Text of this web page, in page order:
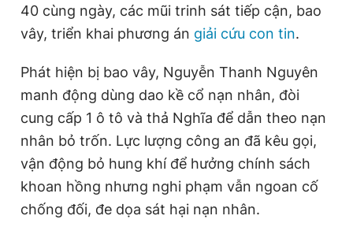
40 cùng ngày, các mũi trinh sát tiếp cận, bao
vây, triển khai phương án giải cứu con tin.
Phát hiện bị bao vây, Nguyễn Thanh Nguyên
manh động dùng dao kề cổ nạn nhân, đòi
cung cấp 1 ô tô và thả Nghĩa để dẫn theo nạn
nhân bỏ trốn. Lực lượng công an đã kêu gọi,
vận động bỏ hung khí để hưởng chính sách
khoan hồng nhưng nghi phạm vẫn ngoan cố
chống đối, đe dọa sát hại nạn nhân.